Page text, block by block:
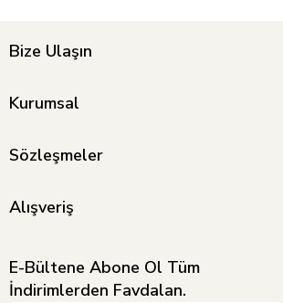
Bize Ulaşın
Kurumsal
Sözleşmeler
Alışveriş
E-Bültene Abone Ol Tüm
İndirimlerden Favdalan.